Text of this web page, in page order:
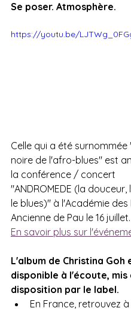
Se poser. Atmosphère.
https://youtu.be/
Celle qui a été surnommée
noire de l'afro-blues" est
la conférence / concert
"ANDROMEDE (la
le blues)" à l'Académie des
Ancienne de Pau le 16 juillet.
En savoir plus sur
L'album de Christina Goh
disponible à l'écoute, mis
disposition par le label.
En France, retrouvez à